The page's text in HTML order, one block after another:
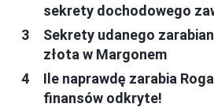
sekrety dochodowego
Sekrety udanego
złota w Margonem
Ile naprawdę zarabia
finansów odkryte!